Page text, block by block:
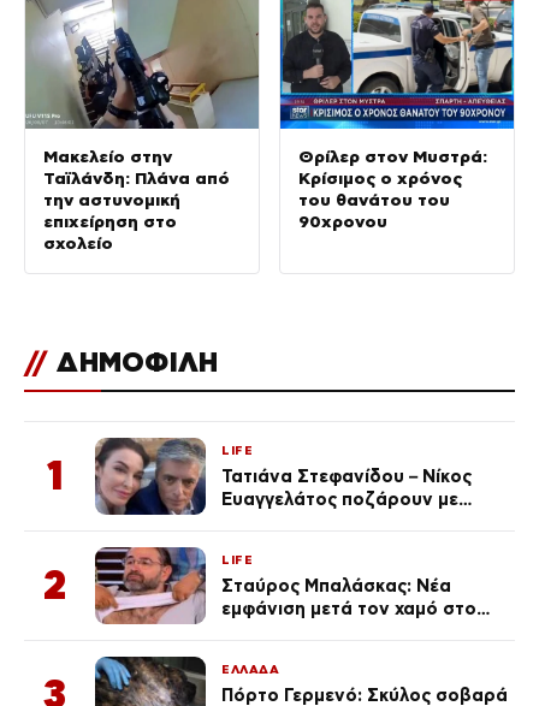
Μακελείο στην
Ταϊλάνδη: Πλάνα από
την αστυνομική
επιχείρηση στο
σχολείο
Θρίλερ στον Μυστρά:
Κρίσιμος ο χρόνος
του θανάτου του
90χρονου
// ΔΗΜΟΦΙΛΗ
1
LIFE
Τατιάνα Στεφανίδου – Νίκος
Ευαγγελάτος ποζάρουν με
2
LIFE
Σταύρος Μπαλάσκας: Νέα
εμφάνιση μετά τον χαμό στο
3
ΕΛΛΑΔΑ
Πόρτο Γερμενό: Σκύλος σοβαρά